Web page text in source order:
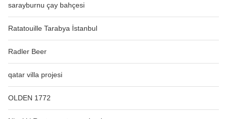
sarayburnu çay bahçesi
Ratatouille Tarabya İstanbul
Radler Beer
qatar villa projesi
OLDEN 1772